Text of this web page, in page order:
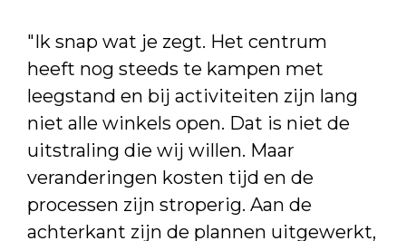
"Ik snap wat je zegt. Het centrum
heeft nog steeds te kampen met
leegstand en bij activiteiten zijn lang
niet alle winkels open. Dat is niet de
uitstraling die wij willen. Maar
veranderingen kosten tijd en de
processen zijn stroperig. Aan de
achterkant zijn de plannen uitgewerkt,